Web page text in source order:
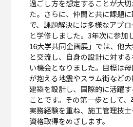
過ごし方を想定することが大
た。さらに、仲間と共に課題
で、課題解決には多様なアプ
と学修しました。3年次に参加
16大学共同企画展」では、他
と交流し、自身の設計に対す
い機会となりました。目標は
が抱える地震やスラム街など
建築を設計し、国際的に活躍
ことです。その第一歩として
実務経験を重ね、施工管理技
資格取得をめざします。